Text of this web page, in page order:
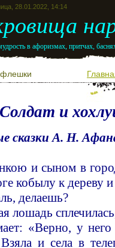
28.01.2022, 14:14
в афоризмах, притчах,
флешки
Солдат и
сказки А. Н.
и сыном в
кобылу к дереву
делаешь?
лошадь
«Верно, у
и села в